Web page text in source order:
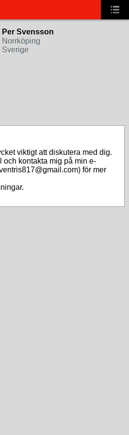
Per Svensson
Norrköping
Sverige
viktigt att diskutera med dig.
och kontakta mig på min e-
för mer